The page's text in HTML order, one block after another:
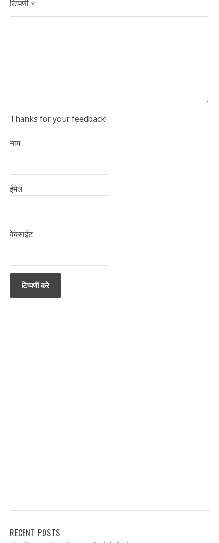
टिप्पणी*
Thanks for your feedback!
नाम
ईमेल
वेबसाईट
RECENT POSTS